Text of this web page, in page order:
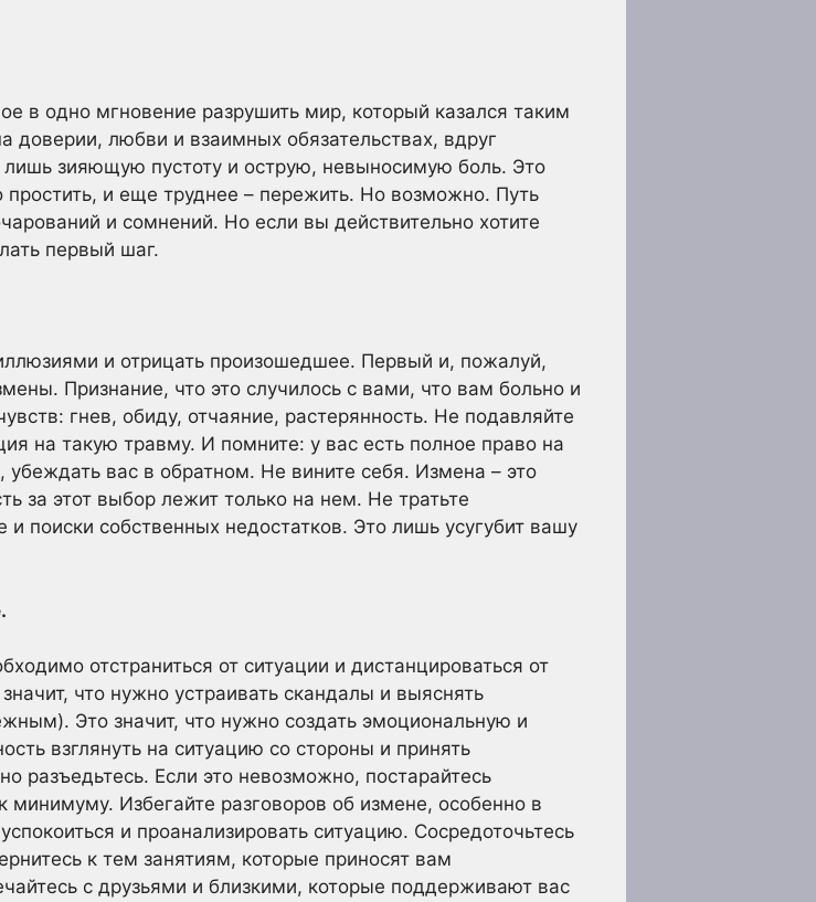
в одно мгновение разрушить мир, который казался таким
любви и взаимных обязательствах, вдруг
лишь зияющую пустоту и острую, невыносимую боль. Это
простить, и еще труднее – пережить. Но возможно. Путь
и сомнений. Но если вы действительно хотите
первый шаг.
и отрицать произошедшее. Первый и, пожалуй,
Признание, что это случилось с вами, что вам больно и
гнев, обиду, отчаяние, растерянность. Не подавляйте
на такую травму. И помните: у вас есть полное право на
вас в обратном. Не вините себя. Измена – это
за этот выбор лежит только на нем. Не тратьте
поиски собственных недостатков. Это лишь усугубит вашу
отстраниться от ситуации и дистанцироваться от
что нужно устраивать скандалы и выяснять
Это значит, что нужно создать эмоциональную и
взглянуть на ситуацию со стороны и принять
разъедьтесь. Если это невозможно, постарайтесь
Избегайте разговоров об измене, особенно в
и проанализировать ситуацию. Сосредоточьтесь
к тем занятиям, которые приносят вам
с друзьями и близкими, которые поддерживают вас